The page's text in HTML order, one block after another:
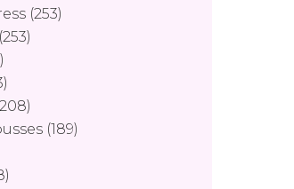
(253)
(253)
(189)